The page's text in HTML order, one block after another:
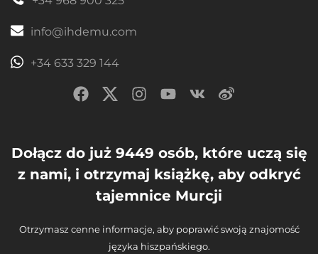
info@ihdemu.com
+34 633 329 144
Dołącz do już 9449 osób, które uczą się
z nami, i otrzymaj książkę, aby odkryć
tajemnice Murcji
Otrzymasz cenne informacje, aby poprawić swoją znajomość
języka hiszpańskiego.